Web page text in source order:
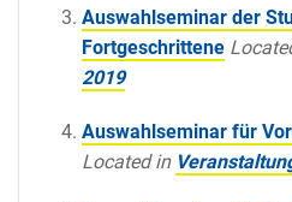
Auswahlseminar der
Fortgeschrittene
2019
Auswahlseminar für
Located in